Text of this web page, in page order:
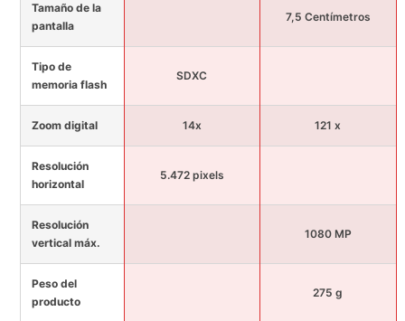
Tamaño de la
pantalla
7,5 Centímetros
Tipo de
memoria flash
SDXC
Zoom digital 14x 121 x
Resolución
horizontal
5.472 pixels
Resolución
vertical máx.
1080 MP
Peso del
producto
275 g